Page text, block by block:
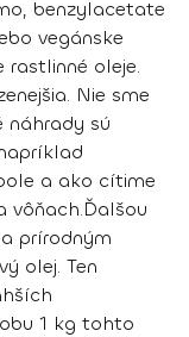
benzylacetate
vegánske
rastlinné oleje.
Nie sme
náhrady sú
a ako cítime
vôňach.Ďalšou
prírodným
olej. Ten
1 kg tohto